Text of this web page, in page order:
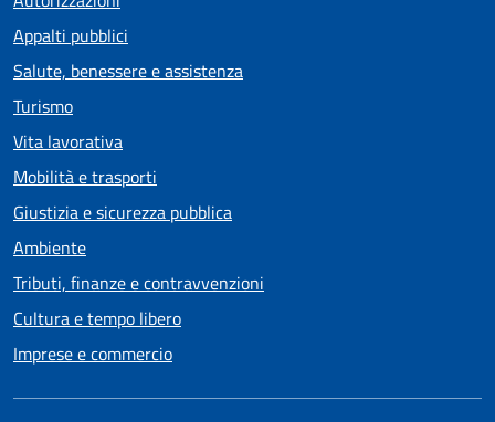
Appalti pubblici
Salute, benessere e assistenza
Turismo
Vita lavorativa
Mobilità e trasporti
Giustizia e sicurezza pubblica
Ambiente
Tributi, finanze e contravvenzioni
Cultura e tempo libero
Imprese e commercio